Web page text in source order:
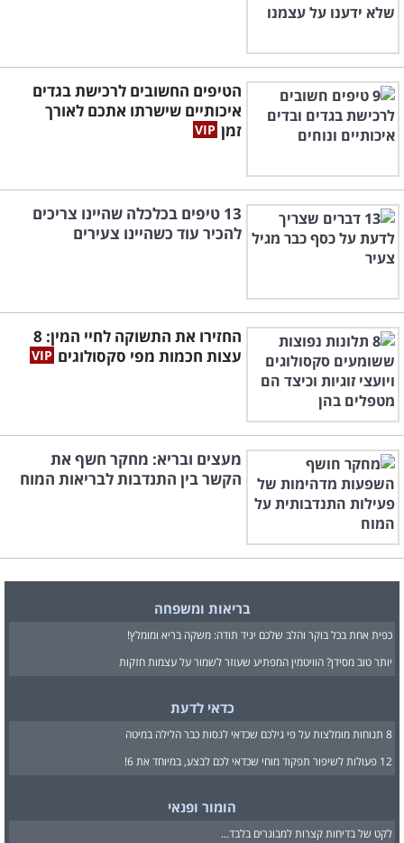
הטיפים החשובים לרכישת בגדים
איכותיים שישרתו אתכם לאורך
זמן
13 טיפים בכלכלה שהיינו צריכים
להכיר עוד כשהיינו צעירים
החזירו את התשוקה לחיי המין: 8
עצות חכמות מפי סקסולוגים
מעצים ובריא: מחקר חשף את
הקשר בין התנדבות לבריאות המוח
בריאות ומשפחה
כפית אחת בכל בוקר והלב שלכם יגיד תודה: משקה בריא ומומלץ!
יותר טוב מסידן? הוויטמין המפתיע שעוזר לשמור על עצמות חזקות
כדאי לדעת
8 תנוחות מומלצות על פי גילכם שכדאי לנסות כבר הלילה במיטה
12 פעולות לשיפור תפקוד מוחי שכדאי לכם לבצע, במיוחד את 6!
הומור ופנאי
לקט של בדיחות קצרות למבוגרים בלבד...